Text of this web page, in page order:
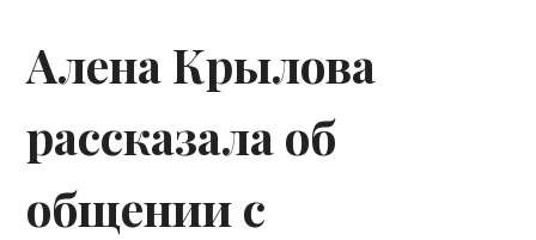
Алена Крылова
рассказала об
общении с